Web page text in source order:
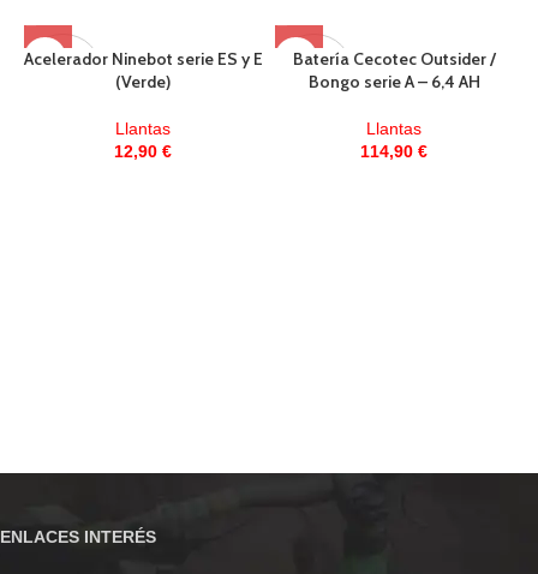
AGOTAD
Acelerador Ninebot serie ES y E
(Verde)
Llantas
12,90€
AGOTAD
O
Batería Cecotec Outsider /
Bongo serie A – 6,4 AH
Llantas
114,90€
ENLACES INTERÉS